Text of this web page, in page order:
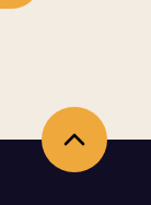
Back to the top